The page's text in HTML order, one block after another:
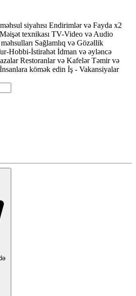
siyahısı Endirimlər və Fayda x2
Məişət texnikası TV-Video və Audio
Sağlamlıq və Gözəllik
Hobbi-İstirahət İdman və əyləncə
Restoranlar və Kafelər Təmir və
İnsanlara kömək edin İş - Vakansiyalar